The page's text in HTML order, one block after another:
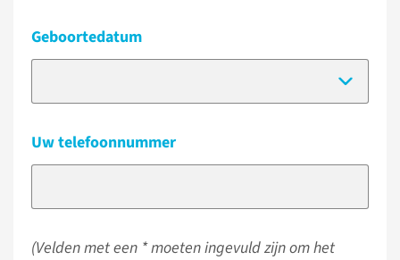
Geboortedatum
Uw telefoonnummer
(Velden met een * moeten ingevuld zijn om het